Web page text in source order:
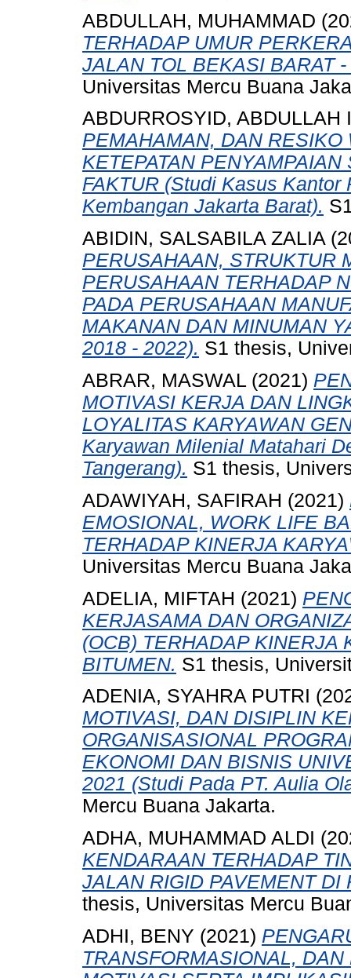
ABDULLAH, MUHAMMAD
TERHADAP UMUR
JALAN TOL BEKASI BARAT
Universitas Mercu Buana
ABDURROSYID, ABDULLAH
PEMAHAMAN, DAN
KETEPATAN
FAKTUR (Studi Kasus
Kembangan Jakarta Barat).
ABIDIN, SALSABILA ZALIA
PERUSAHAAN, STRUKTUR
PERUSAHAAN TERHADAP
PADA PERUSAHAAN
MAKANAN DAN MINUMAN
2018 - 2022). S1 thesis,
ABRAR, MASWAL (2021)
MOTIVASI KERJA DAN
LOYALITAS KARYAWAN
Karyawan Milenial Matahari
Tangerang). S1 thesis,
ADAWIYAH, SAFIRAH (2021)
EMOSIONAL, WORK LIFE
TERHADAP KINERJA
Universitas Mercu Buana
ADELIA, MIFTAH (2021)
KERJASAMA DAN
(OCB) TERHADAP KINERJA
BITUMEN. S1 thesis,
ADENIA, SYAHRA PUTRI
MOTIVASI, DAN DISIPLIN
ORGANISASIONAL
EKONOMI DAN BISNIS
2021 (Studi Pada PT. Aulia
Mercu Buana Jakarta.
ADHA, MUHAMMAD ALDI
KENDARAAN TERHADAP
JALAN RIGID PAVEMENT DI
thesis, Universitas Mercu
ADHI, BENY (2021)
TRANSFORMASIONAL,